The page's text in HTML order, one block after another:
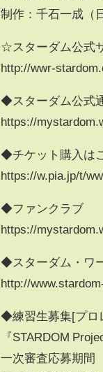
制作：千石一成（
☆スターダム公式
http://wwr-
◆スターダム公式
https://
◆チケット購入は
https://w.pia.jp/t/
◆ファンクラブ
https://
◆スターダム・ワ
http://
◆練習生募集[プロ
『STARDOM
一次審査応募期間